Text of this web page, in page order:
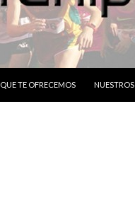
QUE TE OFRECEMOS